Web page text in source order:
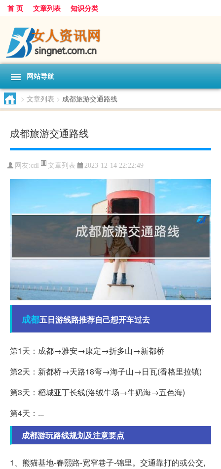
首 页 文章列表 知识分类
网站导航
> 文章列表 > 成都旅游交通路线
成都旅游交通路线
网友:cdl 文章列表 2023-12-14 22:22:49
成都五日游线路推荐自己想开车过去
第1天：成都→雅安→康定→折多山→新都桥
第2天：新都桥→天路18弯→海子山→日瓦(香格里拉镇)
第3天：稻城亚丁长线(洛绒牛场→牛奶海→五色海)
第4天：...
成都游玩路线规划及注意要点
1、熊猫基地-春熙路-宽窄巷子-锦里。交通靠打的或公交,